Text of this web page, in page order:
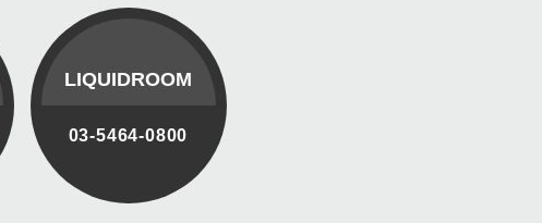
LIQUIDROOM
03-5464-0800